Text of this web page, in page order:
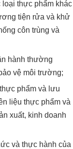
loại thực phẩm khác
tiện rửa và khử
côn trùng và
hành thường
vệ môi trường;
phẩm và lưu
liệu thực phẩm và
xuất, kinh doanh
và thực hành của